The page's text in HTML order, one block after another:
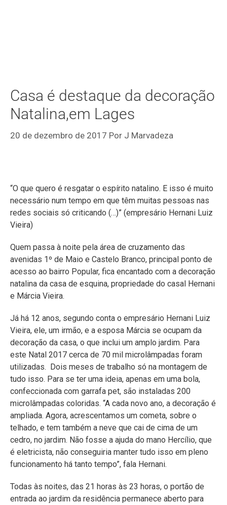
Casa é destaque da decoração
Natalina,em Lages
20 de dezembro de 2017 Por J Marvadeza
“O que quero é resgatar o espírito natalino. E isso é muito
necessário num tempo em que têm muitas pessoas nas
redes sociais só criticando (…)” (empresário Hernani Luiz
Vieira)
Quem passa à noite pela área de cruzamento das
avenidas 1º de Maio e Castelo Branco, principal ponto de
acesso ao bairro Popular, fica encantado com a decoração
natalina da casa de esquina, propriedade do casal Hernani
e Márcia Vieira.
Já há 12 anos, segundo conta o empresário Hernani Luiz
Vieira, ele, um irmão, e a esposa Márcia se ocupam da
decoração da casa, o que inclui um amplo jardim. Para
este Natal 2017 cerca de 70 mil microlâmpadas foram
utilizadas. Dois meses de trabalho só na montagem de
tudo isso. Para se ter uma ideia, apenas em uma bola,
confeccionada com garrafa pet, são instaladas 200
microlâmpadas coloridas. “A cada novo ano, a decoração é
ampliada. Agora, acrescentamos um cometa, sobre o
telhado, e tem também a neve que cai de cima de um
cedro, no jardim. Não fosse a ajuda do mano Hercílio, que
é eletricista, não conseguiria manter tudo isso em pleno
funcionamento há tanto tempo”, fala Hernani.
Todas às noites, das 21 horas às 23 horas, o portão de
entrada ao jardim da residência permanece aberto para